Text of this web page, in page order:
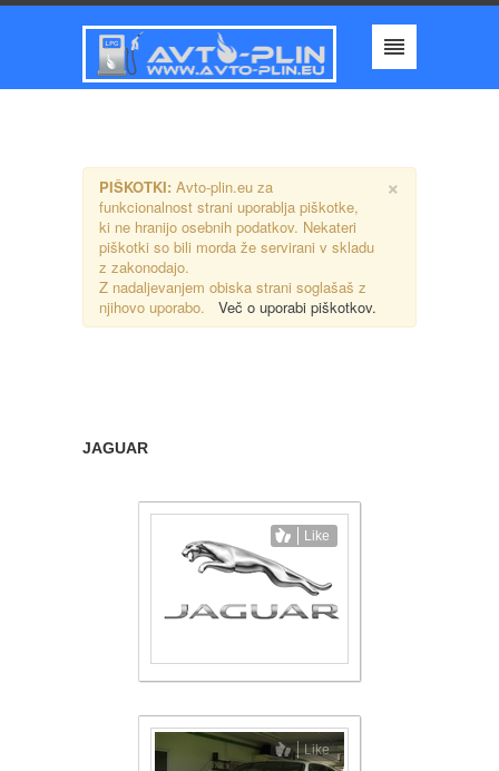
×
PIŠKOTKI: Avto-plin.eu za
funkcionalnost strani uporablja piškotke,
ki ne hranijo osebnih podatkov. Nekateri
piškotki so bili morda že servirani v skladu
z zakonodajo.
Z nadaljevanjem obiska strani soglašaš z
njihovo uporabo.
Več o uporabi piškotkov.
JAGUAR
Like
Like